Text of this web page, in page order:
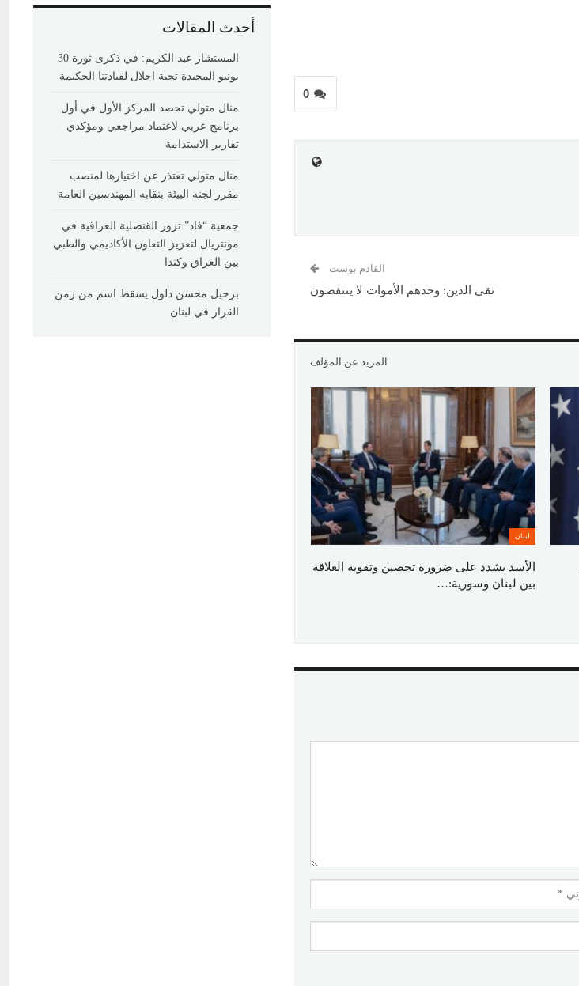
0
القادم بوست
تقي الدين: وحدهم الأموات لا ينتفضون
المزيد عن المؤلف
لبنان
الأسد يشدد على ضرورة تحصين وتقوية العلاقة
بين لبنان وسورية:…
أحدث المقالات
المستشار عبد الكريم: في ذكرى ثورة 30
يونيو المجيدة تحية اجلال لقيادتنا الحكيمة
منال متولي تحصد المركز الأول في أول
برنامج عربي لاعتماد مراجعي ومؤكدي
تقارير الاستدامة
منال متولي تعتذر عن اختيارها لمنصب
مقرر لجنه البيئة بنقابه المهندسين العامة
جمعية “فاد” تزور القنصلية العراقية في
مونتريال لتعزيز التعاون الأكاديمي والطبي
بين العراق وكندا
برحيل محسن دلول يسقط اسم من زمن
القرار في لبنان